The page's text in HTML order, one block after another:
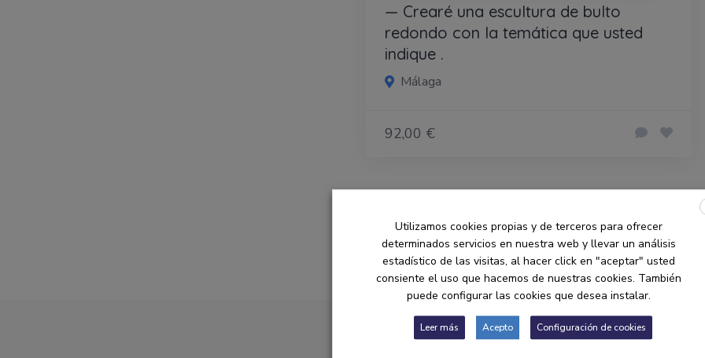
— Crearé una escultura de bulto
redondo con la temática que usted
indique .
Málaga
92,00 €
Utilizamos cookies propias y de terceros para ofrecer
determinados servicios en nuestra web y llevar un análisis
estadístico de las visitas, al hacer click en "aceptar" usted
consiente el uso que hacemos de nuestras cookies. También
puede configurar las cookies que desea instalar.
Leer más Acepto Configuración de cookies